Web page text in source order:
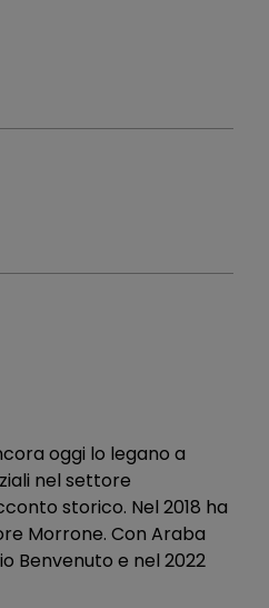
oggi lo legano a
nel settore
storico. Nel 2018 ha
Morrone. Con Araba
Benvenuto e nel 2022